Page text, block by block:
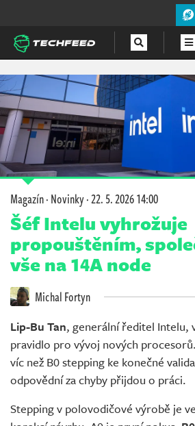
Magazín
Videa
Soutěže
Magazín·Novinky·22. 5. 2026 14:00
Šéf Intelu vyhrožuje
propouštěním,
vše na 14A node
Michal Fortyn
Lip-Bu Tan, generální ředitel Intelu,
pravidlo pro vývoj nových
víc než B0 stepping ke konečné
odpovědní za chyby přijdou o práci.
Stepping v polovodičové výrobě je